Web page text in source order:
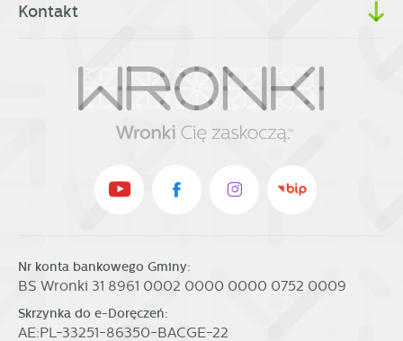
Kontakt
Nr konta bankowego Gminy:
BS Wronki 31 8961 0002 0000 0000 0752 0009
Skrzynka do e-Doręczeń:
AE:PL-33251-86350-BACGE-22